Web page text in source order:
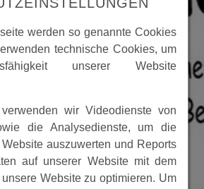
werden so genannte Cookies
technische Cookies, um
unserer Website
wir Videodienste von
die Analysedienste, um die
auszuwerten und Reports
auf unserer Website mit dem
Website zu optimieren. Um